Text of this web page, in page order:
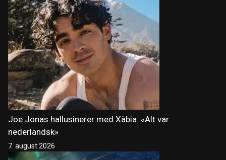
Joe Jonas hallusinerer med Xàbia: «Alt var
nederlandsk»
7. august 2026